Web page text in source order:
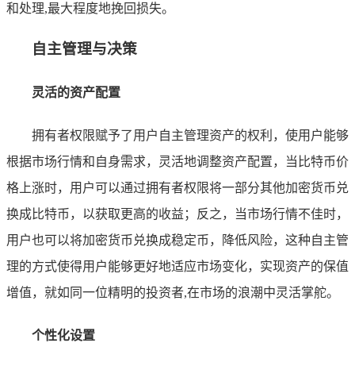
和处理,最大程度地挽回损失。
自主管理与决策
灵活的资产配置
拥有者权限赋予了用户自主管理资产的权利，使用户能够
根据市场行情和自身需求，灵活地调整资产配置，当比特币价
格上涨时，用户可以通过拥有者权限将一部分其他加密货币兑
换成比特币，以获取更高的收益；反之，当市场行情不佳时，
用户也可以将加密货币兑换成稳定币，降低风险，这种自主管
理的方式使得用户能够更好地适应市场变化，实现资产的保值
增值，就如同一位精明的投资者,在市场的浪潮中灵活掌舵。
个性化设置